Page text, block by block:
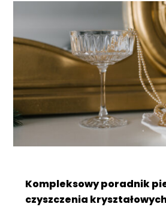
Kompleksowy poradnik
czyszczenia